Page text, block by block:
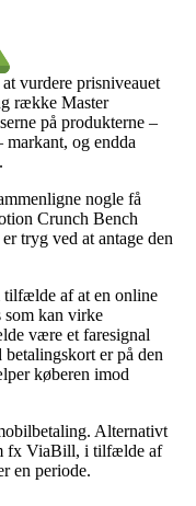
vurdere prisniveauet
række Master
på produkterne –
og endda
nogle få
Crunch Bench
tryg ved at antage den
tilfælde af at en online
som kan virke
være et faresignal
er på den
køberen imod
Alternativt
fx ViaBill, i tilfælde af
en periode.